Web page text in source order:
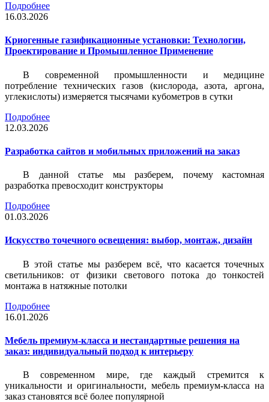
Подробнее
16.03.2026
Криогенные газификационные установки: Технологии,
Проектирование и Промышленное Применение
В современной промышленности и медицине
потребление технических газов (кислорода, азота, аргона,
углекислоты) измеряется тысячами кубометров в сутки
Подробнее
12.03.2026
Разработка сайтов и мобильных приложений на заказ
В данной статье мы разберем, почему кастомная
разработка превосходит конструкторы
Подробнее
01.03.2026
Искусство точечного освещения: выбор, монтаж, дизайн
В этой статье мы разберем всё, что касается точечных
светильников: от физики светового потока до тонкостей
монтажа в натяжные потолки
Подробнее
16.01.2026
Мебель премиум-класса и нестандартные решения на
заказ: индивидуальный подход к интерьеру
В современном мире, где каждый стремится к
уникальности и оригинальности, мебель премиум-класса на
заказ становятся всё более популярной